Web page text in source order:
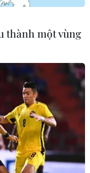
cung cấp
thành một vùng